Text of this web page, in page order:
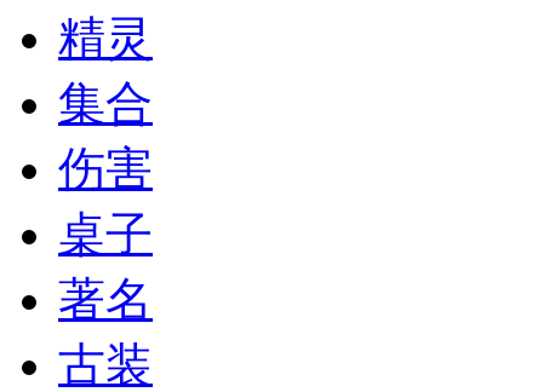
精灵
集合
伤害
桌子
著名
古装